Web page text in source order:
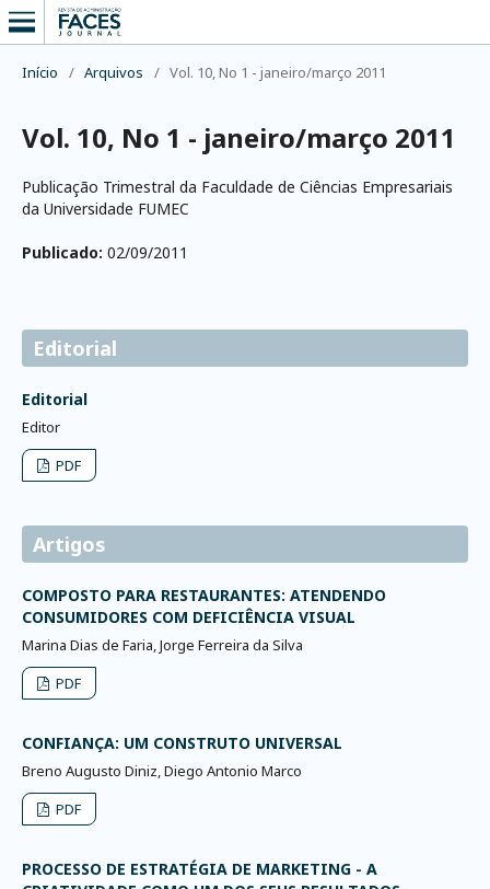
Início / Arquivos / Vol. 10, No 1 - janeiro/março 2011
Vol. 10, No 1 - janeiro/março 2011
Publicação Trimestral da Faculdade de Ciências Empresariais
da Universidade FUMEC
Publicado: 02/09/2011
Editorial
Editorial
Editor
PDF
Artigos
COMPOSTO PARA RESTAURANTES: ATENDENDO
CONSUMIDORES COM DEFICIÊNCIA VISUAL
Marina Dias de Faria, Jorge Ferreira da Silva
PDF
CONFIANÇA: UM CONSTRUTO UNIVERSAL
Breno Augusto Diniz, Diego Antonio Marco
PDF
PROCESSO DE ESTRATÉGIA DE MARKETING - A